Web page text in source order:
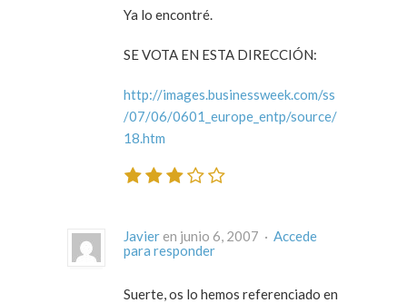
Ya lo encontré.
SE VOTA EN ESTA DIRECCIÓN:
http://images.businessweek.com/ss
/07/06/0601_europe_entp/source/
18.htm
Javier en junio 6, 2007 · Accede
para responder
Suerte, os lo hemos referenciado en